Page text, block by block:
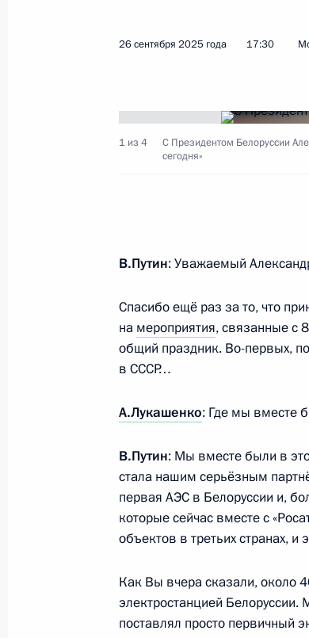
Заявления для СМИ по
переговоров
9 октября 2025 года, 11:50
составе
Начало беседы с
7 октября 2025 года,
Совещание с постоянными
7 октября 2025 года, 21:15
Совещание с
и Генерального штаба
26 сентября 2025 года 17:30
1 из 4
С Президентом Белоруссии
сегодня»
В.Путин: Уважаемый
Спасибо ещё раз за то, что
на мероприятия, связанные с
общий праздник. Во-первых,
в СССР…
А.Лукашенко: Где мы вместе
В.Путин: Мы вместе были в
стала нашим серьёзным
первая АЭС в Белоруссии и,
которые сейчас вместе с
объектов в третьих странах,
Как Вы вчера сказали, около
электростанцией Белоруссии.
поставлял просто первичный